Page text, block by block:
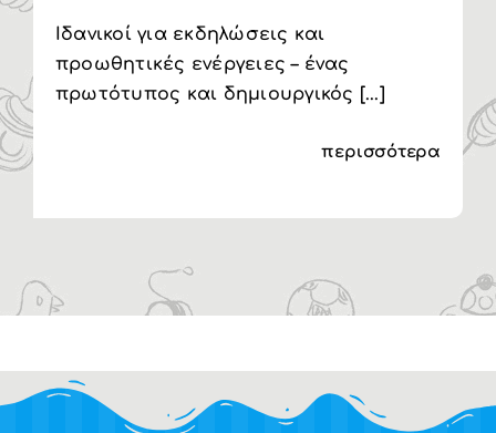
Ιδανικοί για εκδηλώσεις και
προωθητικές ενέργειες – ένας
πρωτότυπος και δημιουργικός [...]
περισσότερα